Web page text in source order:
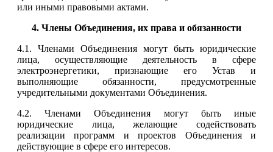
или иными правовыми актами.
4. Члены Объединения, их права и обязанности
4.1. Членами Объединения могут быть юридические
лица, осуществляющие деятельность в сфере
электроэнергетики, признающие его Устав и
выполняющие обязанности, предусмотренные
учредительными документами Объединения.
4.2. Членами Объединения могут быть иные
юридические лица, желающие содействовать
реализации программ и проектов Объединения и
действующие в сфере его интересов.